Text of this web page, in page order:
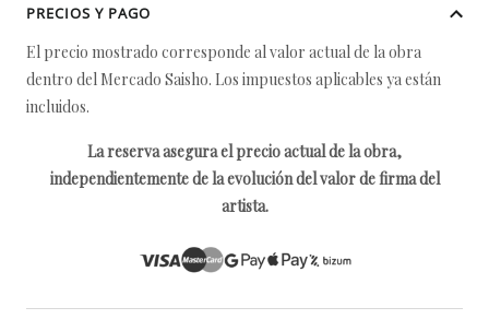
PRECIOS Y PAGO
El precio mostrado corresponde al valor actual de la obra
dentro del Mercado Saisho. Los impuestos aplicables ya están
incluidos.
La reserva asegura el precio actual de la obra,
independientemente de la evolución del valor de firma del
artista.